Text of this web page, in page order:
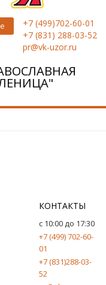
+7 (499)702-60-01
+7 (831) 288-03-52
pr@vk-uzor.ru
КОНТАКТЫ
с 10:00 до 17:30
+7 (499) 702-60-
01
+7 (831)288-03-
52